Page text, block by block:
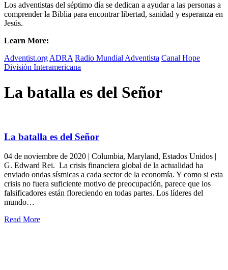
Los adventistas del séptimo día se dedican a ayudar a las personas a
comprender la Biblia para encontrar libertad, sanidad y esperanza en
Jesús.
Learn More:
Adventist.org ADRA Radio Mundial Adventista Canal Hope
División Interamericana
La batalla es del Señor
La batalla es del Señor
04 de noviembre de 2020 | Columbia, Maryland, Estados Unidos |
G. Edward Rei. La crisis financiera global de la actualidad ha
enviado ondas sísmicas a cada sector de la economía. Y como si esta
crisis no fuera suficiente motivo de preocupación, parece que los
falsificadores están floreciendo en todas partes. Los líderes del
mundo…
Read More